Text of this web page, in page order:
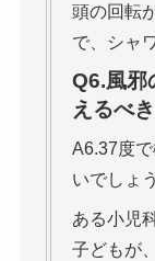
頭の回転
で、シャ
Q6.風邪
えるべ
A6.37度
いでしょう
ある小児
子どもが